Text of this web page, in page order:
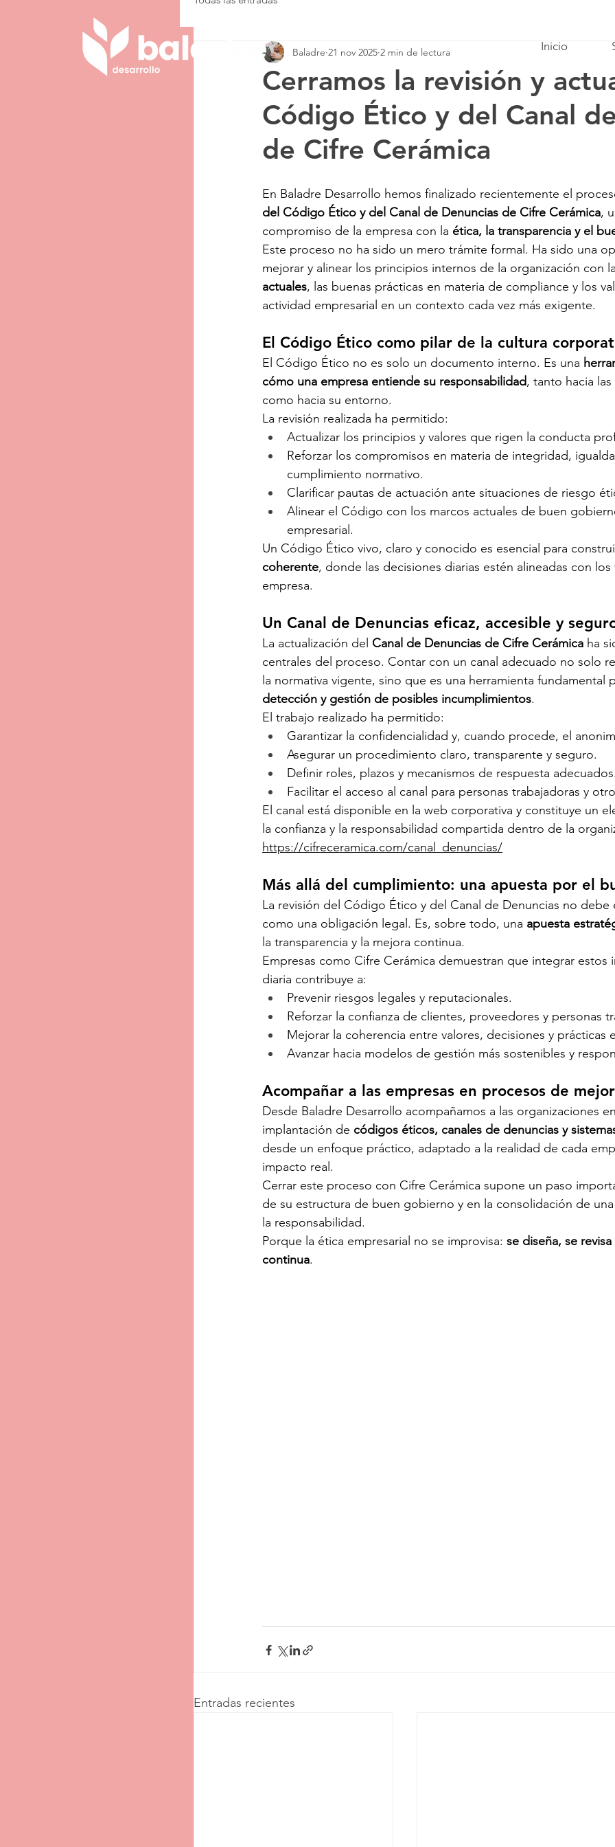
Inicio
Cerramos la revisión y
Código Ético y del Canal
de Cifre Cerámica
Baladre 21 nov 2025 2 min de lectura
En Baladre Desarrollo hemos finalizado recientemente el
del Código Ético y del Canal de Denuncias de Cifre Cerámica,
compromiso de la empresa con la ética, la transparencia y el
Este proceso no ha sido un mero trámite formal. Ha sido una
mejorar y alinear los principios internos de la organización con
actuales, las buenas prácticas en materia de compliance y los
actividad empresarial en un contexto cada vez más exigente.
El Código Ético como pilar de la cultura
El Código Ético no es solo un documento interno. Es una
cómo una empresa entiende su responsabilidad, tanto hacia
como hacia su entorno.
La revisión realizada ha permitido:
Actualizar los principios y valores que rigen la conducta
Reforzar los compromisos en materia de integridad,
cumplimiento normativo.
Clarificar pautas de actuación ante situaciones de riesgo
Alinear el Código con los marcos actuales de buen
empresarial.
Un Código Ético vivo, claro y conocido es esencial para
coherente, donde las decisiones diarias estén alineadas con
empresa.
Un Canal de Denuncias eficaz, accesible y
La actualización del Canal de Denuncias de Cifre Cerámica ha
centrales del proceso. Contar con un canal adecuado no solo
la normativa vigente, sino que es una herramienta fundamental
detección y gestión de posibles incumplimientos.
El trabajo realizado ha permitido:
Garantizar la confidencialidad y, cuando procede, el
Asegurar un procedimiento claro, transparente y seguro.
Definir roles, plazos y mecanismos de respuesta
Facilitar el acceso al canal para personas trabajadoras y
El canal está disponible en la web corporativa y constituye un
la confianza y la responsabilidad compartida dentro de la
https://cifreceramica.com/canal_denuncias/
Más allá del cumplimiento: una apuesta por el
La revisión del Código Ético y del Canal de Denuncias no
como una obligación legal. Es, sobre todo, una apuesta
la transparencia y la mejora continua.
Empresas como Cifre Cerámica demuestran que integrar
diaria contribuye a:
Prevenir riesgos legales y reputacionales.
Reforzar la confianza de clientes, proveedores y personas
Mejorar la coherencia entre valores, decisiones y prácticas
Avanzar hacia modelos de gestión más sostenibles y
Acompañar a las empresas en procesos de
Desde Baladre Desarrollo acompañamos a las organizaciones
implantación de códigos éticos, canales de denuncias y
desde un enfoque práctico, adaptado a la realidad de cada
impacto real.
Cerrar este proceso con Cifre Cerámica supone un paso
de su estructura de buen gobierno y en la consolidación de
la responsabilidad.
Porque la ética empresarial no se improvisa: se diseña, se
continua.
Entradas recientes